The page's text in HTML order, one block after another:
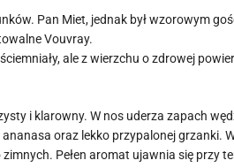
Pan Miet, jednak był wzorowym
Vouvray.
ale z wierzchu o zdrowej
i klarowny. W nos uderza zapach
oraz lekko przypalonej grzanki.
Pełen aromat ujawnia się przy